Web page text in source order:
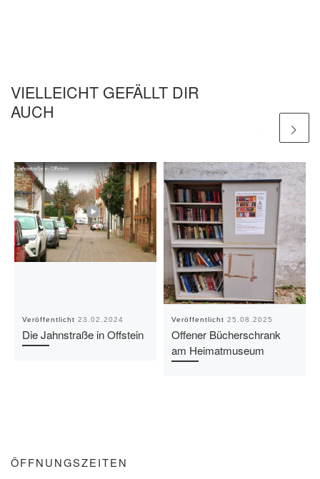
VIELLEICHT GEFÄLLT DIR
AUCH
Veröffentlicht 23.02.2024
Die Jahnstraße in Offstein
Veröffentlicht 25.08.2025
Offener Bücherschrank
am Heimatmuseum
ÖFFNUNGSZEITEN